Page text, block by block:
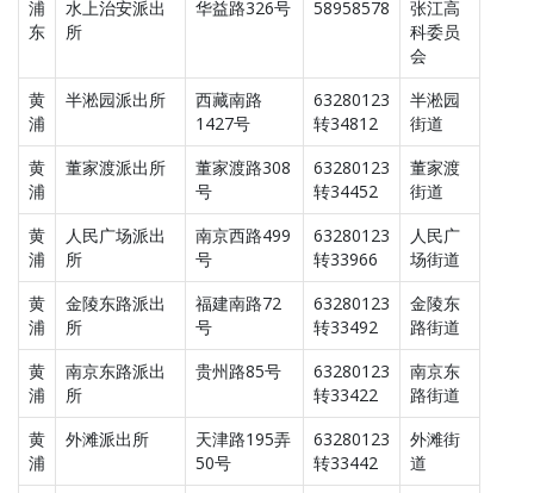
浦
东
水上治安派出
所
华益路326号 58958578
张江高
科委员
会
黄
浦
半淞园派出所
西藏南路
1427号
63280123
转34812
半淞园
街道
黄
浦
董家渡派出所
董家渡路308
号
63280123
转34452
董家渡
街道
黄
浦
人民广场派出
所
南京西路499
号
63280123
转33966
人民广
场街道
黄
浦
金陵东路派出
所
福建南路72
号
63280123
转33492
金陵东
路街道
黄
浦
南京东路派出
所
贵州路85号
63280123
转33422
南京东
路街道
黄
浦
外滩派出所
天津路195弄
50号
63280123
转33442
外滩街
道